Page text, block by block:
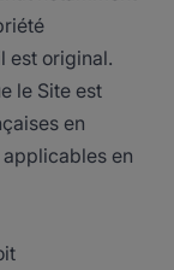
est original.
le Site est
en
en